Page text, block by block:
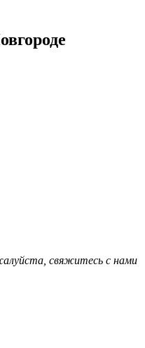
свяжитесь с нами